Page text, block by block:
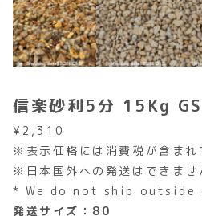
信楽砂利5分 15Kg
¥ 2,310
※表示価格には消費税が含まれ
※日本国外への発送はできませ
* We do not ship outside
発送サイズ：80